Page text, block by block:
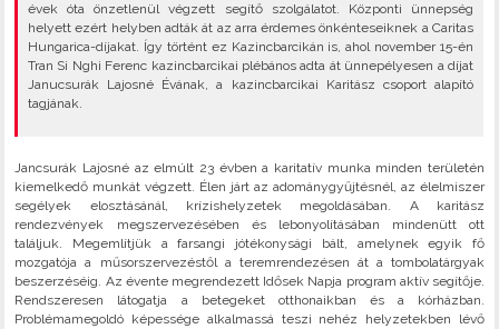
évek óta önzetlenül végzett segítő szolgálatot. Központi ünnepség
helyett ezért helyben adták át az arra érdemes önkénteseiknek a Caritas
Hungarica-díjakat. Így történt ez Kazincbarcikán is, ahol november 15-én
Tran Si Nghi Ferenc kazincbarcikai plébános adta át ünnepélyesen a díjat
Janucsurák Lajosné Évának, a kazincbarcikai Karitász csoport alapító
tagjának.
Jancsurák Lajosné az elmúlt 23 évben a karitatív munka minden területén
kiemelkedő munkát végzett. Élen járt az adománygyűjtésnél, az élelmiszer
segélyek elosztásánál, krízishelyzetek megoldásában. A karitász
rendezvények megszervezésében és lebonyolításában mindenütt ott
találjuk. Megemlítjük a farsangi jótékonysági bált, amelynek egyik fő
mozgatója a műsorszervezéstől a teremrendezésen át a tombolatárgyak
beszerzéséig. Az évente megrendezett Idősek Napja program aktív segítője.
Rendszeresen látogatja a betegeket otthonaikban és a kórházban.
Problémamegoldó képessége alkalmassá teszi nehéz helyzetekben lévő